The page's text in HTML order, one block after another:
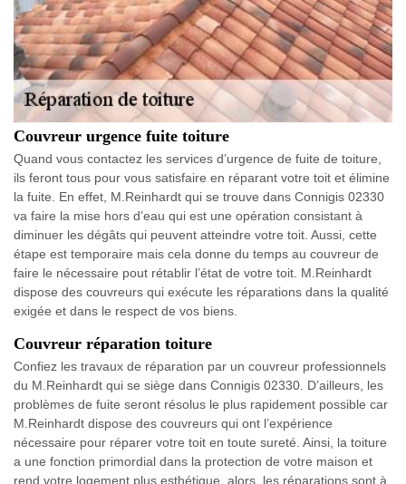
Couvreur urgence fuite toiture
Quand vous contactez les services d’urgence de fuite de toiture,
ils feront tous pour vous satisfaire en réparant votre toit et élimine
la fuite. En effet, M.Reinhardt qui se trouve dans Connigis 02330
va faire la mise hors d’eau qui est une opération consistant à
diminuer les dégâts qui peuvent atteindre votre toit. Aussi, cette
étape est temporaire mais cela donne du temps au couvreur de
faire le nécessaire pout rétablir l’état de votre toit. M.Reinhardt
dispose des couvreurs qui exécute les réparations dans la qualité
exigée et dans le respect de vos biens.
Couvreur réparation toiture
Confiez les travaux de réparation par un couvreur professionnels
du M.Reinhardt qui se siège dans Connigis 02330. D’ailleurs, les
problèmes de fuite seront résolus le plus rapidement possible car
M.Reinhardt dispose des couvreurs qui ont l’expérience
nécessaire pour réparer votre toit en toute sureté. Ainsi, la toiture
a une fonction primordial dans la protection de votre maison et
rend votre logement plus esthétique, alors, les réparations sont à